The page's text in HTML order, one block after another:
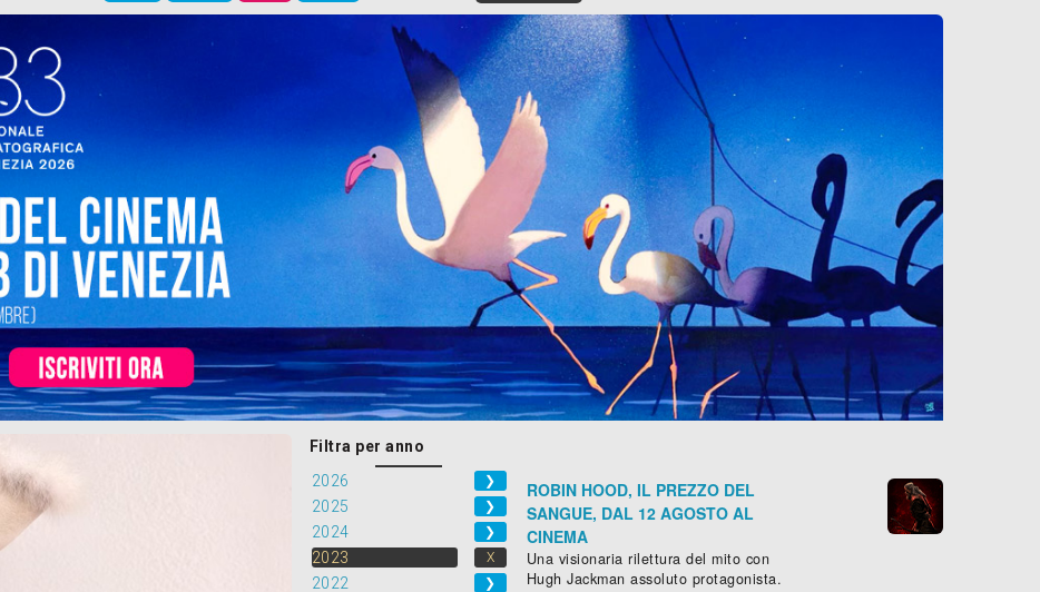
Filtra per anno
2026
❯
2025 ❯
2024 ❯
2023 X
2022 ❯
ROBIN HOOD, IL PREZZO DEL
SANGUE, DAL 12 AGOSTO AL
CINEMA
Una visionaria rilettura del mito con
Hugh Jackman assoluto protagonista.